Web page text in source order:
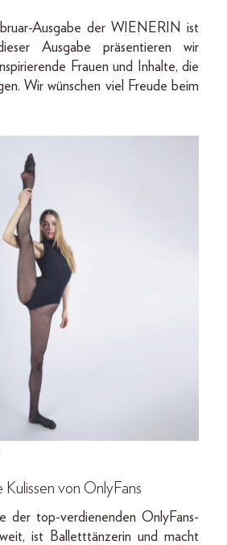
Ausgabe der WIENERIN ist
Ausgabe präsentieren wir
Frauen und Inhalte, die
Wir wünschen viel Freude beim
Kulissen von OnlyFans
der top-verdienenden OnlyFans-
ist Balletttänzerin und macht